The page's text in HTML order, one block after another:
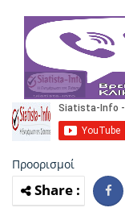
Προορισμοί